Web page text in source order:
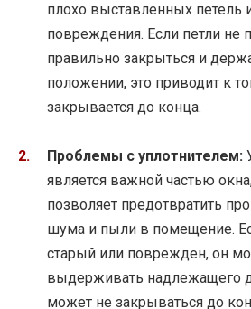
плохо выставленных петель
повреждения. Если петли не
правильно закрыться и
положении, это приводит к
закрывается до конца.
Проблемы с уплотнителем:
является важной частью
позволяет предотвратить
шума и пыли в помещение.
старый или поврежден, он
выдерживать надлежащего
может не закрываться до